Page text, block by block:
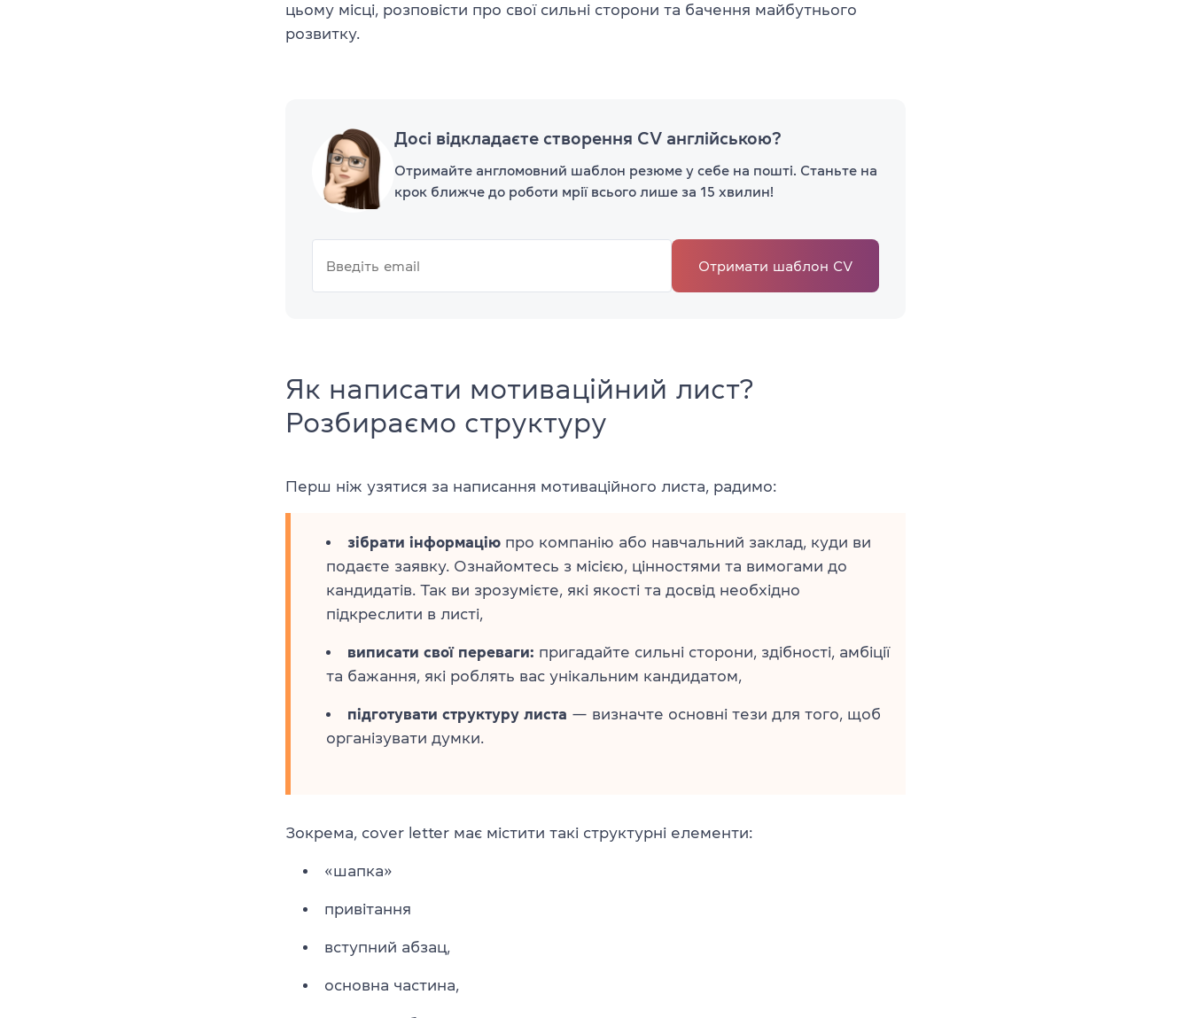
цьому місці, розповісти про свої сильні сторони та бачення майбутнього
розвитку.
Досі відкладаєте створення CV англійською?
Отримайте англомовний шаблон резюме у себе на пошті. Станьте на
крок ближче до роботи мрії всього лише за 15 хвилин!
Отримати шаблон CV
Як написати мотиваційний лист?
Розбираємо структуру
Перш ніж узятися за написання мотиваційного листа, радимо:
зібрати інформацію про компанію або навчальний заклад, куди ви
подаєте заявку. Ознайомтесь з місією, цінностями та вимогами до
кандидатів. Так ви зрозумієте, які якості та досвід необхідно
підкреслити в листі,
виписати свої переваги: пригадайте сильні сторони, здібності, амбіції
та бажання, які роблять вас унікальним кандидатом,
підготувати структуру листа — визначте основні тези для того, щоб
організувати думки.
Зокрема, cover letter має містити такі структурні елементи:
«шапка»
привітання
вступний абзац,
основна частина,